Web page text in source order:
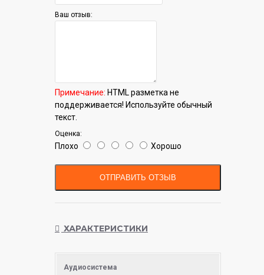
Ваш отзыв:
Примечание: HTML разметка не
поддерживается! Используйте обычный
текст.
Оценка:
Плохо Хорошо
ОТПРАВИТЬ ОТЗЫВ
ХАРАКТЕРИСТИКИ
Аудиосистема